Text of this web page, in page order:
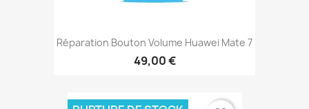
Réparation Bouton Volume Huawei Mate 7
49,00 €